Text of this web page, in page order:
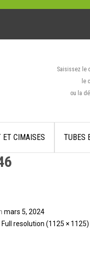
Saisissez le
le
ou la
ET CIMAISES TUBES
mars 5, 2024
Full resolution (1125 × 1125)